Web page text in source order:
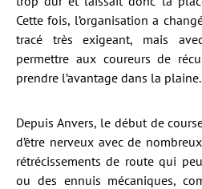
Cette fois, l’organisation a
tracé très exigeant, mais
permettre aux coureurs de
prendre l’avantage dans la
Depuis Anvers, le début de
d’être nerveux avec de
rétrécissements de route qui
ou des ennuis mécaniques,